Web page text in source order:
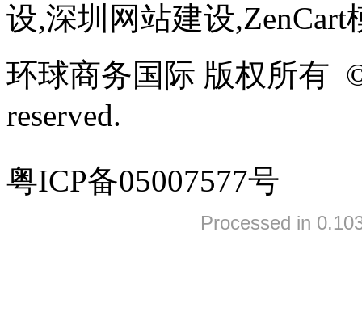
设,深圳网站建设,ZenCart
环球商务国际 版权所有
reserved.
粤ICP备05007577号
Processed in